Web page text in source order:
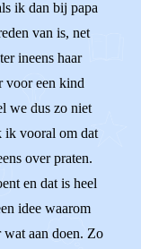
ik dan bij papa
van is, net
ineens haar
voor een kind
we dus zo niet
ik vooral om dat
over praten.
en dat is heel
idee waarom
wat aan doen. Zo